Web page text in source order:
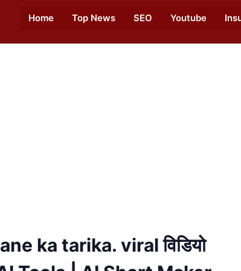
Home Top News SEO Youtube
ka tarika. viral विडियो